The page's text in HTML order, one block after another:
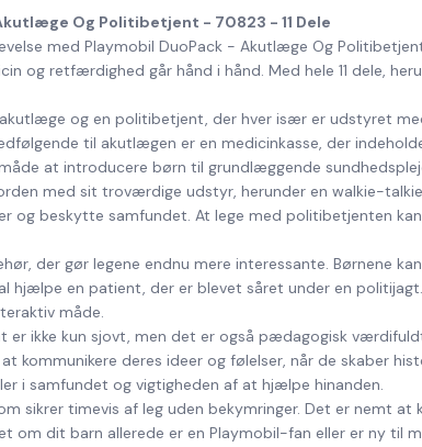
Og Politibetjent - 70823 - 11 Dele
med Playmobil DuoPack - Akutlæge Og
og retfærdighed går hånd i hånd. Med hele 11 dele,
og en politibetjent, der hver især er udstyret
til akutlægen er en medicinkasse, der
at introducere børn til grundlæggende
med sit troværdige udstyr, herunder en walkie-
og beskytte samfundet. At lege med politibetjenten
der gør legene endnu mere interessante. Børnene
hjælpe en patient, der er blevet såret under en
måde.
ikke kun sjovt, men det er også pædagogisk
deres ideer og følelser, når de skaber
i samfundet og vigtigheden af at hjælpe hinanden.
sikrer timevis af leg uden bekymringer. Det er nemt
om dit barn allerede er en Playmobil-fan eller er ny til